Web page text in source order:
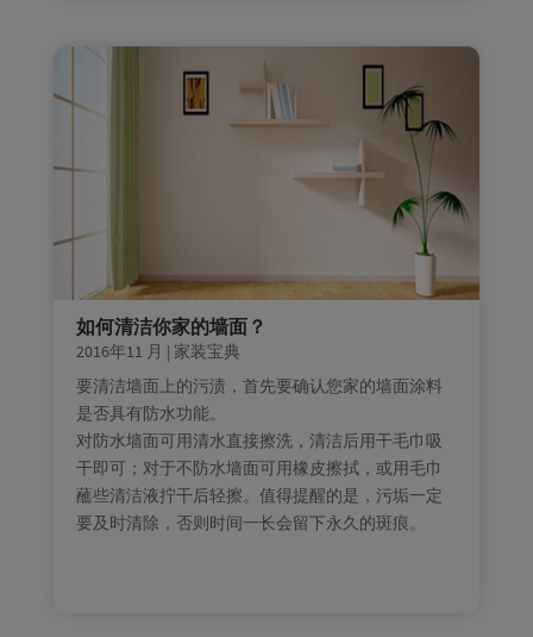
如何清洁你家的墙面？
2016年11 月 | 家装宝典
要清洁墙面上的污渍，首先要确认您家的墙面涂料
是否具有防水功能。
对防水墙面可用清水直接擦洗，清洁后用干毛巾吸
干即可；对于不防水墙面可用橡皮擦拭，或用毛巾
蘸些清洁液拧干后轻擦。值得提醒的是，污垢一定
要及时清除，否则时间一长会留下永久的斑痕。